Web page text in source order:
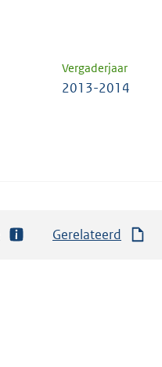
Vergaderjaar
2013-2014
Gerelateerd